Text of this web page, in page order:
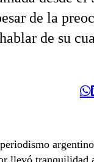
de la
de su